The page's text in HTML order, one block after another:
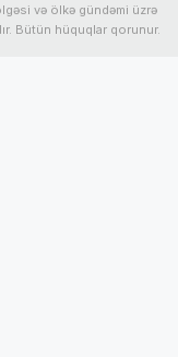
və ölkə gündəmi üzrə
Bütün hüquqlar qorunur.